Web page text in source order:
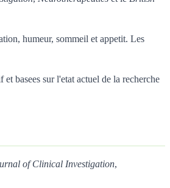
humeur, sommeil et appetit. Les
basees sur l'etat actuel de la recherche
of Clinical Investigation,